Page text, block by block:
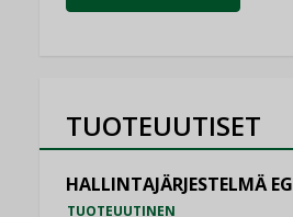
TUOTEUUTISET
HALLINTAJÄRJESTELMÄ EG
TUOTEUUTINEN